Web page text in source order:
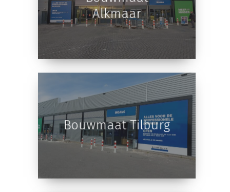
Alkmaar
Bouwmaat Tilburg